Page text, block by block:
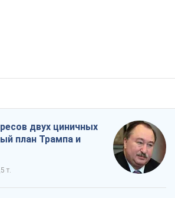
двух циничных
план Трампа и
т.